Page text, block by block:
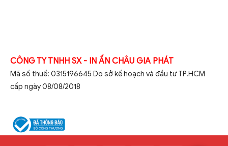
CÔNG TY TNHH SX - IN ẤN CHÂU GIA PHÁT
Mã số thuế: 0315196645 Do sở kế hoạch và đầu tư TP.HCM
cấp ngày 08/08/2018